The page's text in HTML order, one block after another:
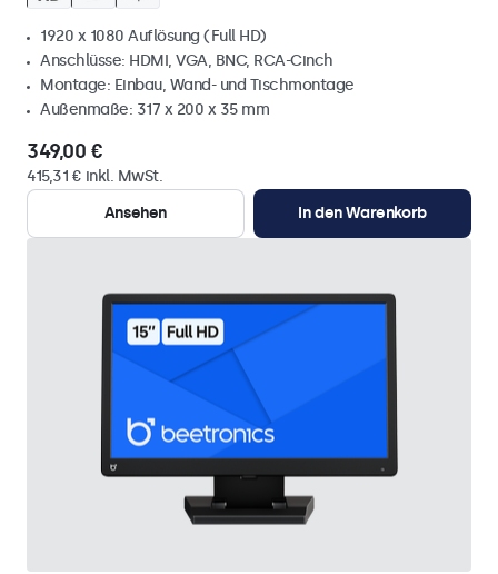
1920 x 1080 Auflösung (Full HD)
Anschlüsse: HDMI, VGA, BNC, RCA-Cinch
Montage: Einbau, Wand- und Tischmontage
Außenmaße: 317 x 200 x 35 mm
349,00 €
415,31 € inkl. MwSt.
Ansehen
In den Warenkorb